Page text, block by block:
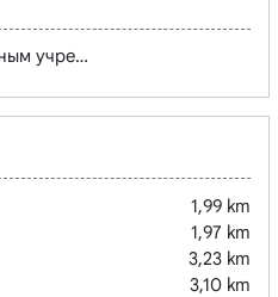
учреждениям
1,99 km
1,97 km
3,23 km
3,10 km